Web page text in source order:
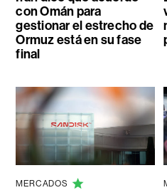
con Omán para
gestionar el estrecho de
Ormuz está en su fase
final
MERCADOS